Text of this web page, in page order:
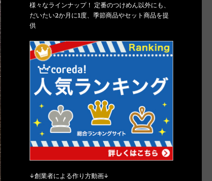
様々なラインナップ！ 定番のつけめん以外にも、
だいたい2か月に1度、季節商品やセット商品を提
供
↓創業者による作り方動画↓